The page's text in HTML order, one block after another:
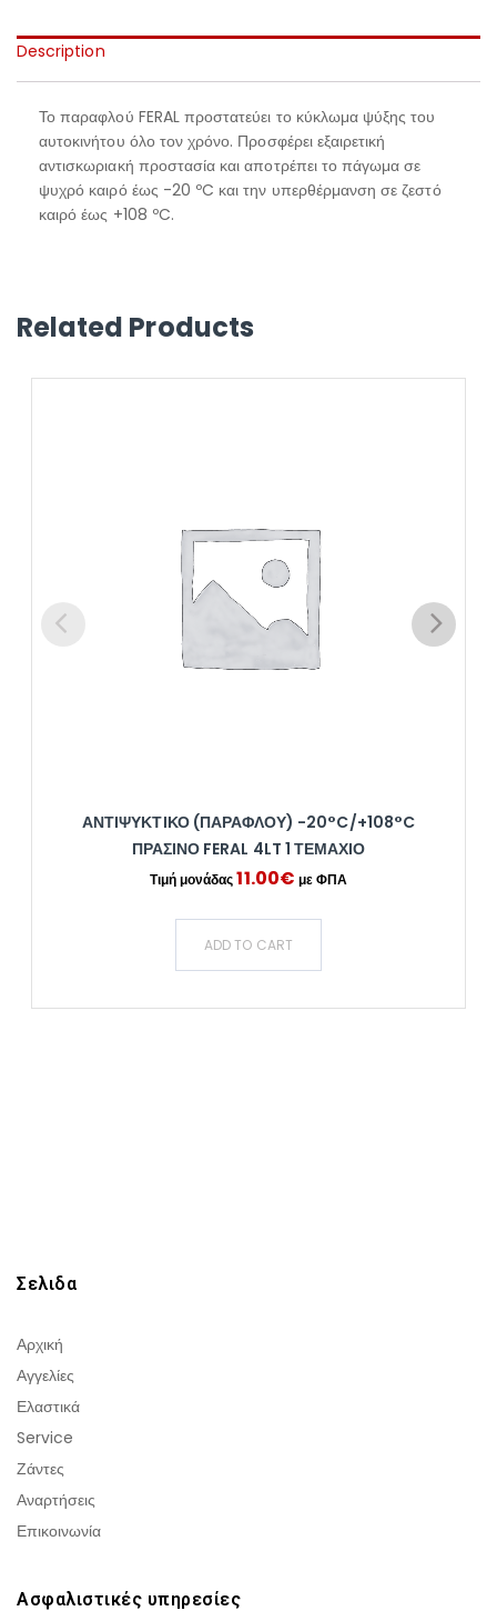
Description
Το παραφλού FERAL προστατεύει το κύκλωμα ψύξης του
αυτοκινήτου όλο τον χρόνο. Προσφέρει εξαιρετική
αντισκωριακή προστασία και αποτρέπει το πάγωμα σε
ψυχρό καιρό έως -20 ºC και την υπερθέρμανση σε ζεστό
καιρό έως +108 ºC.
Related Products
ΑΝΤΙΨΥΚΤΙΚΌ (ΠΑΡΑΦΛΟΎ) -20°C/+108°C
ΠΡΆΣΙΝΟ FERAL 4LT 1 ΤΕΜΆΧΙΟ
11.00€
ADD TO CART
Σελιδα
Αρχική
Αγγελίες
Ελαστικά
Service
Ζάντες
Αναρτήσεις
Επικοινωνία
Ασφαλιστικές υπηρεσίες